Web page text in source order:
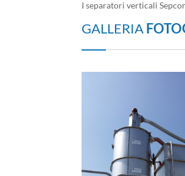
I separatori verticali
GALLERIA